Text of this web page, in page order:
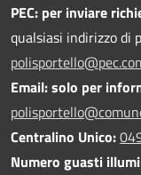
PEC: per inviare
qualsiasi indirizzo di
Email: solo per
Centralino Unico:
Numero guasti